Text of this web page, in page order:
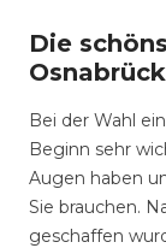
Die
Bei der Wahl
Beginn sehr
Augen haben
Sie brauchen.
geschaffen